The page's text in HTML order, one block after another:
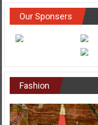
Our Sponsers
Fashion